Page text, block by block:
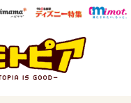
ぴあ総研ハピママ* ウレぴ